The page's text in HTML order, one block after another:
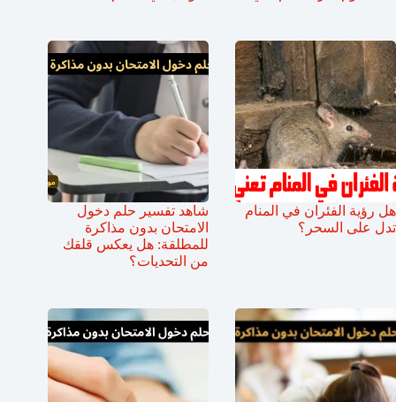
هل رؤية الفئران في المنام
تدل على السحر؟
شاهد تفسير حلم دخول
الامتحان بدون مذاكرة
للمطلقة: هل يعكس قلقك
من التحديات؟